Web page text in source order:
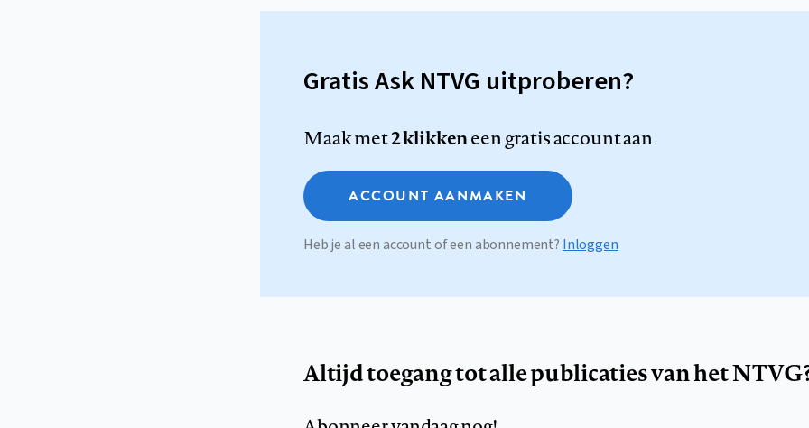
Gratis Ask NTVG uitproberen?
Maak met2 klikkeneen gratis account aan
ACCOUNT AANMAKEN
Heb je al een account of een abonnement? Inloggen
Altijd toegang tot alle publicaties van het